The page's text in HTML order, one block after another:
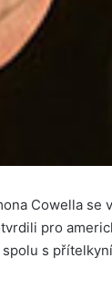
Cowella se
pro
s